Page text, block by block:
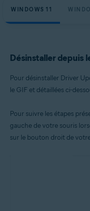
WINDOWS 11
Désinstaller depuis
Pour désinstaller Driver
le GIF et détaillées ci-
Pour suivre les étapes
gauche de votre souris
sur le bouton droit de